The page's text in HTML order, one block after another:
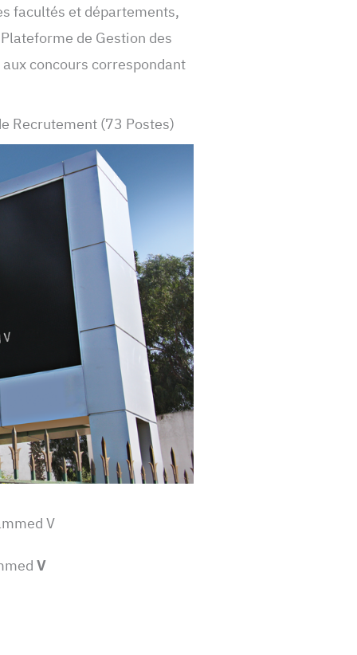
facultés et départements,
de Gestion des
concours correspondant
Recrutement (73 Postes)
V
V